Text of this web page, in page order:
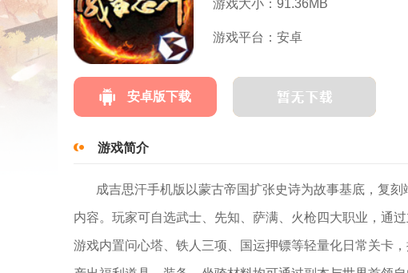
游戏大小：91.36MB
游戏平台：安卓
安卓版下载
游戏简介
成吉思汗手机版以蒙古帝国扩张史诗为故事基底，复
内容。玩家可自选武士、先知、萨满、火枪四大职业，通
游戏内置问心塔、铁人三项、国运押镖等轻量化日常关卡